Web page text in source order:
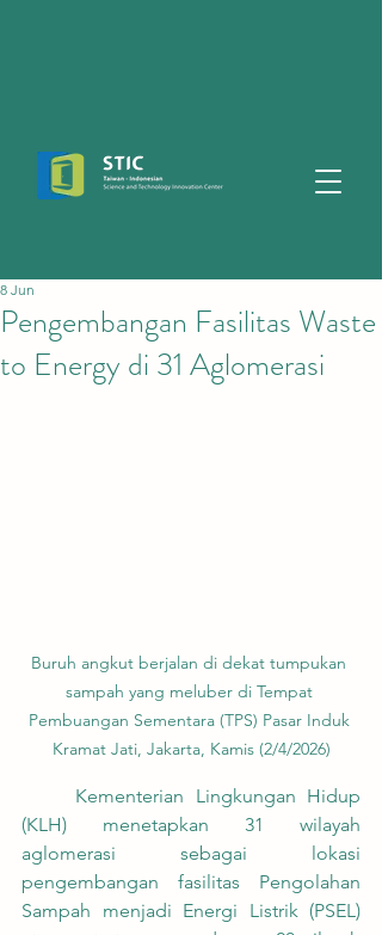
Pengembangan Fasilitas Waste
to Energy di 31 Aglomerasi
8 Jun
Buruh angkut berjalan di dekat tumpukan
sampah yang meluber di Tempat
Pembuangan Sementara (TPS) Pasar Induk
Kramat Jati, Jakarta, Kamis (2/4/2026)
(KLH) menetapkan 31 wilayah
aglomerasi sebagai lokasi
pengembangan fasilitas Pengolahan
Sampah menjadi Energi Listrik (PSEL)